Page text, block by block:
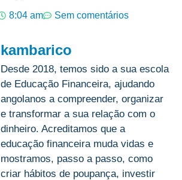
8:04 am
Sem comentários
kambarico
Desde 2018, temos sido a sua escola
de Educação Financeira, ajudando
angolanos a compreender, organizar
e transformar a sua relação com o
dinheiro. Acreditamos que a
educação financeira muda vidas e
mostramos, passo a passo, como
criar hábitos de poupança, investir